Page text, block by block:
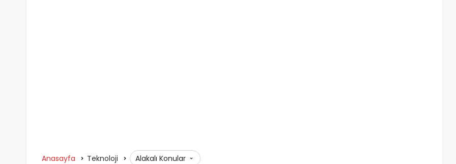
Anasayfa Teknoloji Alakalı Konular